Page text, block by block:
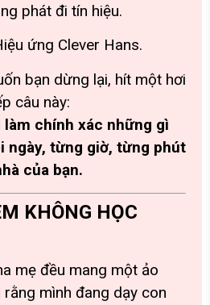
phát đi tín hiệu.
ứng Clever Hans.
bạn dừng lại, hít một hơi
câu này:
làm chính xác những gì
ngày, từng giờ, từng phút
của bạn.
KHÔNG HỌC
mẹ đều mang một ảo
mình đang dạy con